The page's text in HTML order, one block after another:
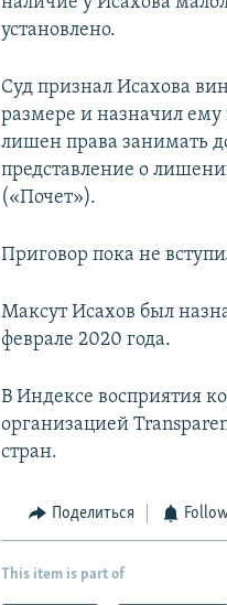
установлено.
Суд признал Исахова
размере и назначил
лишен права занимать
представление о
(«Почет»).
Приговор пока не
Максут Исахов был
феврале 2020 года.
В Индексе восприятия
организацией
стран.
Поделиться
This item is part of